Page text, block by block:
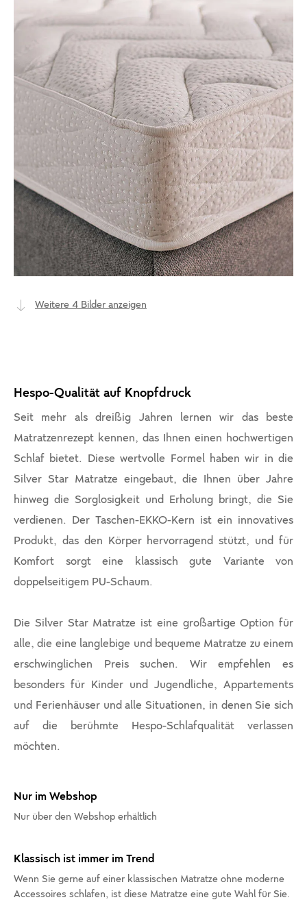
Weitere 4 Bilder anzeigen
Hespo-Qualität auf Knopfdruck
Seit mehr als dreißig Jahren lernen wir das beste
Matratzenrezept kennen, das Ihnen einen hochwertigen
Schlaf bietet. Diese wertvolle Formel haben wir in die
Silver Star Matratze eingebaut, die Ihnen über Jahre
hinweg die Sorglosigkeit und Erholung bringt, die Sie
verdienen. Der Taschen-EKKO-Kern ist ein innovatives
Produkt, das den Körper hervorragend stützt, und für
Komfort sorgt eine klassisch gute Variante von
doppelseitigem PU-Schaum.
Die Silver Star Matratze ist eine großartige Option für
alle, die eine langlebige und bequeme Matratze zu einem
erschwinglichen Preis suchen. Wir empfehlen es
besonders für Kinder und Jugendliche, Appartements
und Ferienhäuser und alle Situationen, in denen Sie sich
auf die berühmte Hespo-Schlafqualität verlassen
möchten.
Nur im Webshop
Nur über den Webshop erhältlich
Klassisch ist immer im Trend
Wenn Sie gerne auf einer klassischen Matratze ohne moderne
Accessoires schlafen, ist diese Matratze eine gute Wahl für Sie.